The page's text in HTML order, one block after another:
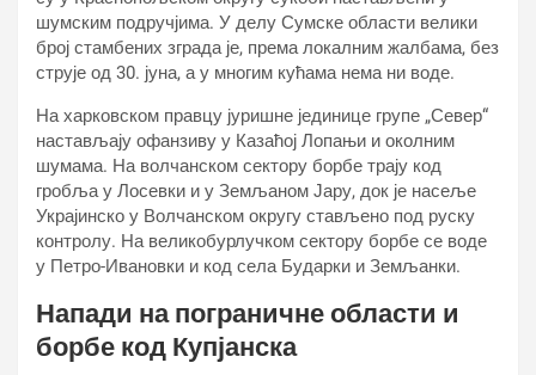
шумским подручјима. У делу Сумске области велики
број стамбених зграда је, према локалним жалбама, без
струје од 30. јуна, а у многим кућама нема ни воде.
На харковском правцу јуришне јединице групе „Север“
настављају офанзиву у Казаћој Лопањи и околним
шумама. На волчанском сектору борбе трају код
гробља у Лосевки и у Земљаном Јару, док је насеље
Украјинско у Волчанском округу стављено под руску
контролу. На великобурлучком сектору борбе се воде
у Петро-Ивановки и код села Бударки и Земљанки.
Напади на пограничне области и
борбе код Купјанска